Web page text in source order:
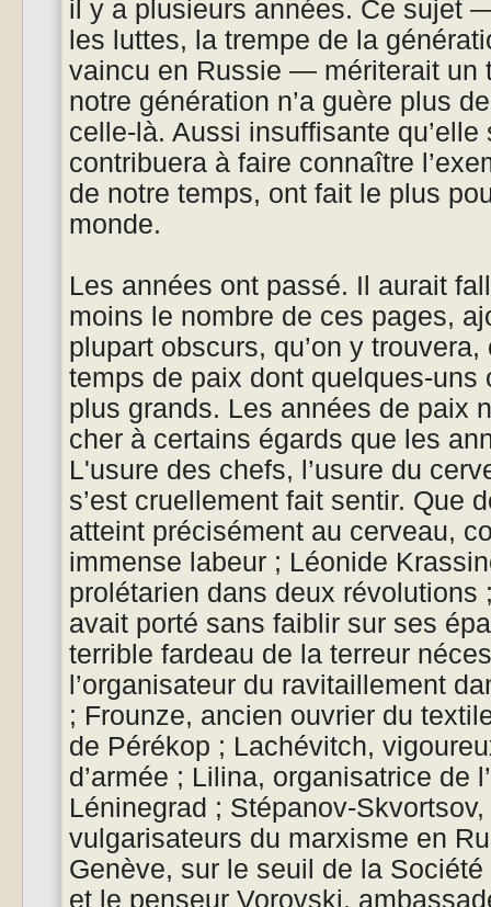
il y a plusieurs années. Ce sujet
les luttes, la trempe de la
vaincu en Russie — mériterait un
notre génération n’a guère plus
celle-là. Aussi insuffisante
contribuera à faire connaître
de notre temps, ont fait le plus
monde.
Les années ont passé. Il aurait
moins le nombre de ces pages,
plupart obscurs, qu’on y
temps de paix dont quelques-uns
plus grands. Les années de paix
cher à certains égards que les
L'usure des chefs, l’usure du
s’est cruellement fait sentir. Que
atteint précisément au cerveau,
immense labeur ; Léonide
prolétarien dans deux
avait porté sans faiblir sur ses
terrible fardeau de la terreur
l’organisateur du ravitaillement
; Frounze, ancien ouvrier du
de Pérékop ; Lachévitch,
d’armée ; Lilina, organisatrice de
Léninegrad ; Stépanov-
vulgarisateurs du marxisme en
Genève, sur le seuil de la
et le penseur Vorovski,